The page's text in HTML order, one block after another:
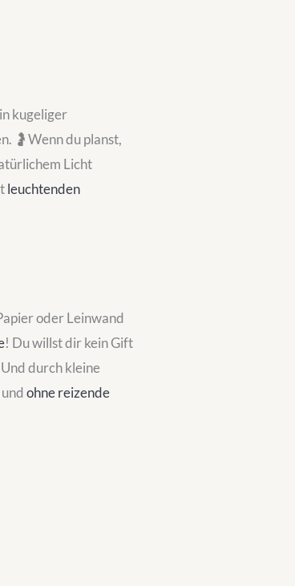
kugeliger
🤰Wenn du planst,
Licht
leuchtenden
oder Leinwand
! Du willst dir kein Gift
durch kleine
ohne reizende